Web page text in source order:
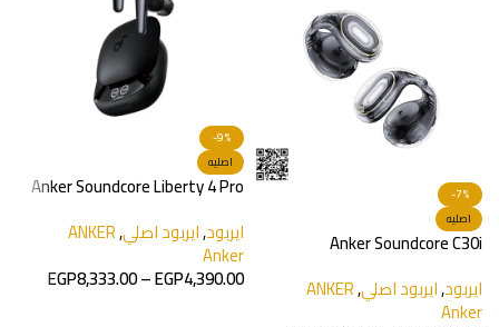
-7%
اصليه
Anker Soundcore C30i
ايربود,ايربود اصلي,
ANKER
Anker
-9%
اصليه
Anker Soundcore Liberty 4 Pro
ايربود,ايربود اصلي,
ANKER
Anker
EGP4,390.00
–
EGP8,333.00